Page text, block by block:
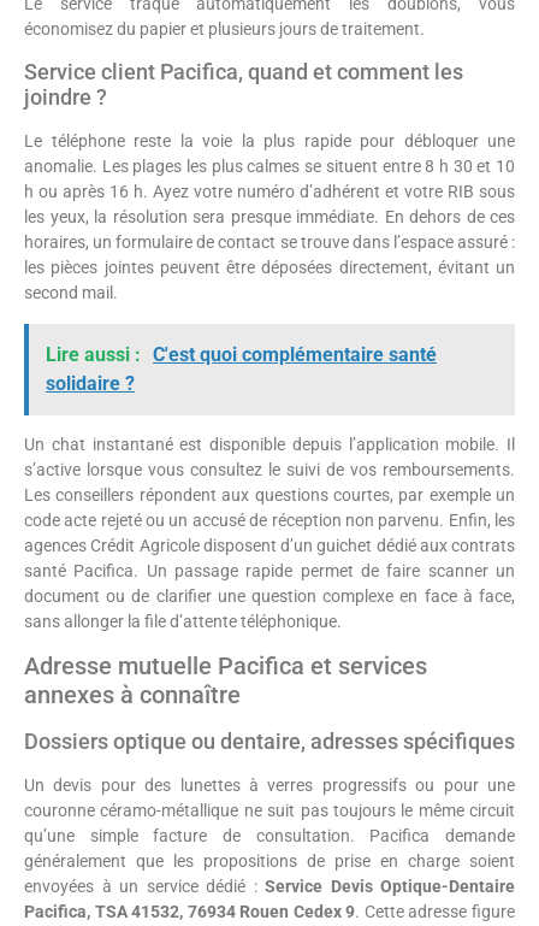
économisez du papier et plusieurs jours de traitement.
Service client Pacifica, quand et comment les
joindre ?
Le téléphone reste la voie la plus rapide pour débloquer une
anomalie. Les plages les plus calmes se situent entre 8 h 30 et 10
h ou après 16 h. Ayez votre numéro d’adhérent et votre RIB sous
les yeux, la résolution sera presque immédiate. En dehors de ces
horaires, un formulaire de contact se trouve dans l’espace assuré :
les pièces jointes peuvent être déposées directement, évitant un
second mail.
Lire aussi : C'est quoi complémentaire santé
solidaire ?
Un chat instantané est disponible depuis l’application mobile. Il
s’active lorsque vous consultez le suivi de vos remboursements.
Les conseillers répondent aux questions courtes, par exemple un
code acte rejeté ou un accusé de réception non parvenu. Enfin, les
agences Crédit Agricole disposent d’un guichet dédié aux contrats
santé Pacifica. Un passage rapide permet de faire scanner un
document ou de clarifier une question complexe en face à face,
sans allonger la file d’attente téléphonique.
Adresse mutuelle Pacifica et services
annexes à connaître
Dossiers optique ou dentaire, adresses spécifiques
Un devis pour des lunettes à verres progressifs ou pour une
couronne céramo-métallique ne suit pas toujours le même circuit
qu’une simple facture de consultation. Pacifica demande
généralement que les propositions de prise en charge soient
envoyées à un service dédié : Service Devis Optique-Dentaire
Pacifica, TSA 41532, 76934 Rouen Cedex 9. Cette adresse figure